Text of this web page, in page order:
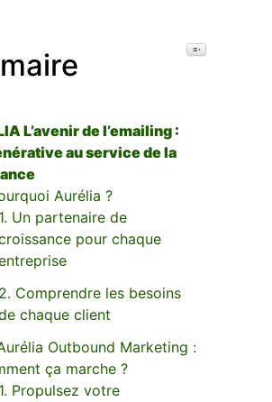
Toggle Table
L’avenir de l’emailing :
au service de la
Aurélia ?
1. Un partenaire de
pour chaque
2. Comprendre les besoins
chaque client
Outbound Marketing :
ça marche ?
1. Propulsez votre